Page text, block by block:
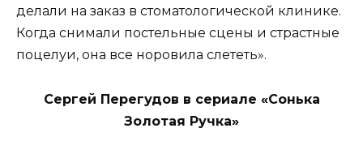
делали на заказ в стоматологической клинике.
Когда снимали постельные сцены и страстные
поцелуи, она все норовила слететь».
Сергей Перегудов в сериале «Сонька
Золотая Ручка»